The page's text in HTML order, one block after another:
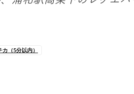
（5分以内）